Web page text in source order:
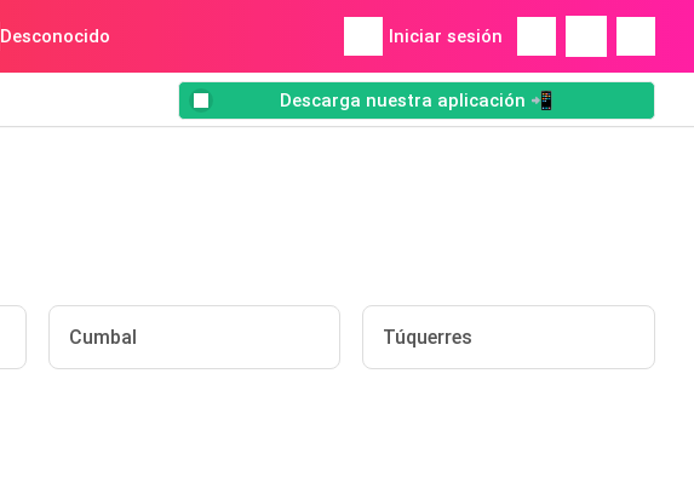
Desconocido Iniciar sesión
Descarga nuestra aplicación 📲
Cumbal Túquerres